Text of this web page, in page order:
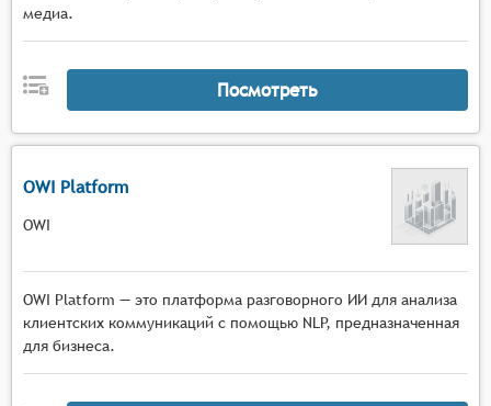
медиа.
Посмотреть
OWI Platform
OWI
OWI Platform — это платформа разговорного ИИ для анализа
клиентских коммуникаций с помощью NLP, предназначенная
для бизнеса.